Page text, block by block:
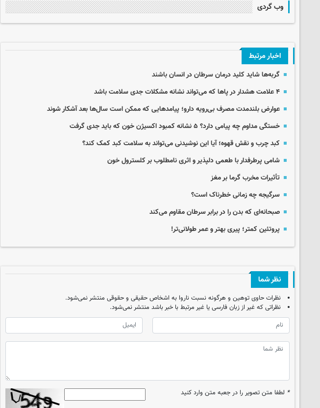
وب گردی
اخبار مرتبط
گربه‌ها شاید کلید درمان سرطان در انسان باشند
۴ علامت هشدار در پاها که می‌تواند نشانه مشکلات جدی سلامت باشد
عوارض بلندمدت مصرف بی‌رویه دارو؛ پیامدهایی که ممکن است سال‌ها بعد آشکار شوند
خستگی مداوم چه پیامی دارد؟ ۵ نشانه کمبود اکسیژن خون که باید جدی گرفت
کبد چرب و نقش قهوه؛ آیا این نوشیدنی می‌تواند به سلامت کبد کمک کند؟
شامی پرطرفدار با طعمی دلپذیر و اثری نامطلوب بر کلسترول خون
تأثیرات مخرب گرما بر مغز
سرگیجه چه زمانی خطرناک است؟
صبحانه‌ای که بدن‌ را در برابر سرطان مقاوم‌ می‌کند
پروتئین کمتر؛ پیری بهتر و عمر طولانی‌تر!
نظر شما
نظرات حاوی توهین و هرگونه نسبت ناروا به اشخاص حقیقی و حقوقی منتشر نمی‌شود.
نظراتی که غیر از زبان فارسی یا غیر مرتبط با خبر باشد منتشر نمی‌شود.
* لطفا متن تصویر را در جعبه متن وارد کنید